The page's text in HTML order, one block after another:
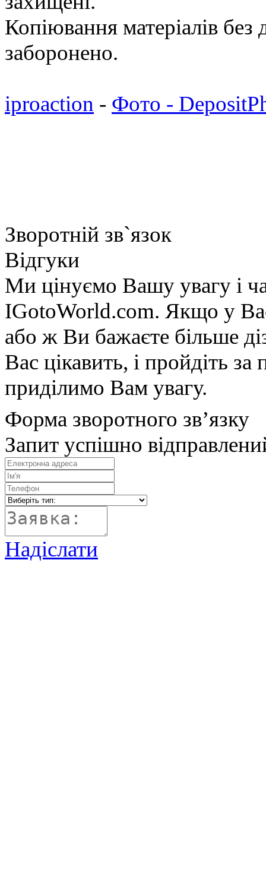
Копіювання матеріалів без
заборонено.
iproaction - Фото -
Зворотній зв`язок
Відгуки
Ми цінуємо Вашу увагу і
IGotoWorld.com. Якщо у
або ж Ви бажаєте більше
Вас цікавить, і пройдіть
приділимо Вам увагу.
Форма зворотного зв’язку
Запит успішно
Надіслати